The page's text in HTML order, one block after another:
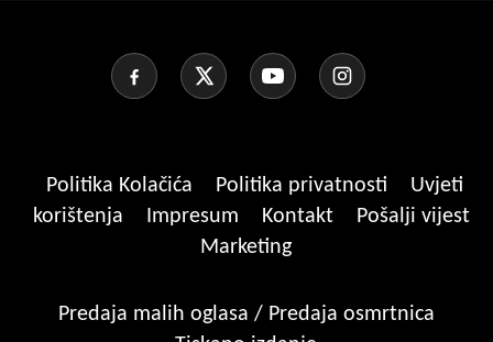
Politika Kolačića Politika privatnosti
Uvjeti
korištenja
Impresum Kontakt
Pošalji vijest
Marketing
Predaja malih oglasa / Predaja osmrtnica